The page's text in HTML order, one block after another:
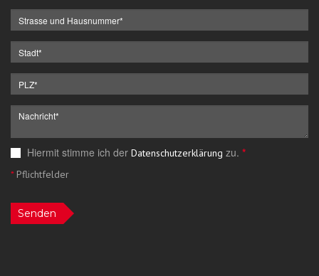
Hiermit stimme ich der Datenschutzerklärung zu. *
*Pflichtfelder
Senden